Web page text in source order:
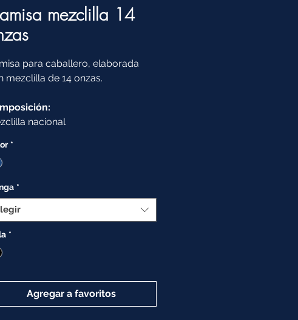
mezclilla 14
para caballero, elaborada
mezclilla de 14 onzas.
nacional
*
*
*
Agregar a favoritos